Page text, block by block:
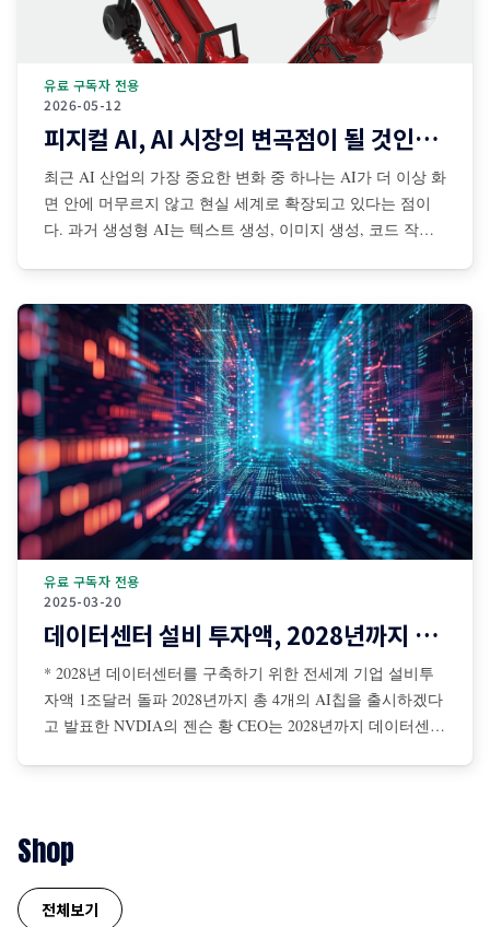
2026-05-12
유료 구독자 전용
피지컬 AI, AI 시장의 변곡점이 될 것인가?
최근 AI 산업의 가장 중요한 변화 중 하나는 AI가 더 이상 화
면 안에 머무르지 않고 현실 세계로 확장되고 있다는 점이
다. 과거 생성형 AI는 텍스트 생성, 이미지 생성, 코드 작성,
동로봇 등과 결합되면서 AI가 물리적
2025-03-20
유료 구독자 전용
데이터센터 설비 투자액, 2028년까지 1조달러 돌파
* 2028년 데이터센터를 구축하기 위한 전세계 기업 설비투
자액 1조달러 돌파 2028년까지 총 4개의 AI칩을 출시하겠다
고 발표한 NVDIA의 젠슨 황 CEO는 2028년까지 데이터센터
Shop
전체보기